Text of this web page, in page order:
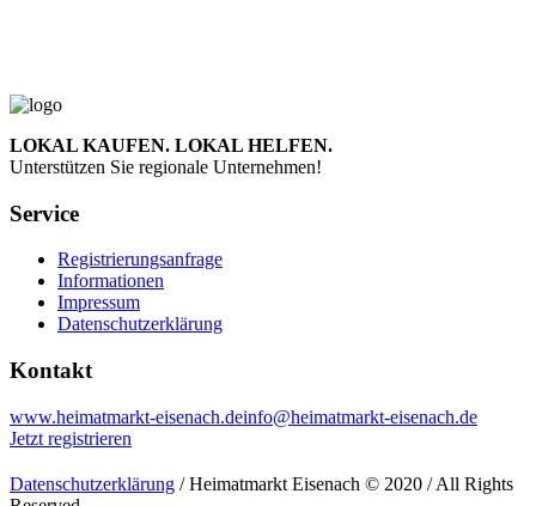
LOKAL KAUFEN. LOKAL HELFEN.
Unterstützen Sie regionale Unternehmen!
Service
Registrierungsanfrage
Informationen
Impressum
Datenschutzerklärung
Kontakt
www.heimatmarkt-eisenach.deinfo@heimatmarkt-eisenach.de
Jetzt registrieren
Datenschutzerklärung / Heimatmarkt Eisenach © 2020 / All Rights